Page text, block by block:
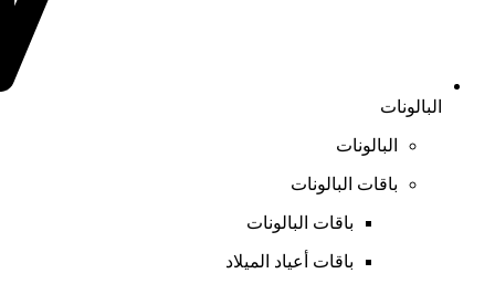
البالونات
البالونات
باقات البالونات
باقات البالونات
باقات أعياد الميلاد